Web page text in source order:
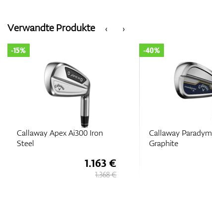
‹
Verwandte Produkte ›
Callaway Apex Ai300 Iron
Steel
-15%
1.163 €
1.368 €
Callaway
Graphite
-40%